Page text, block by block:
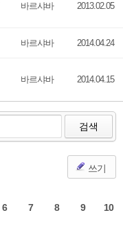
바르샤바 2013.02.05
바르샤바 2014.04.24
바르샤바 2014.04.15
검색
쓰기
6 7 8 9 10